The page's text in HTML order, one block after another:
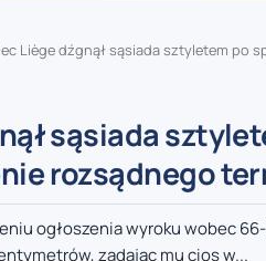
Liège dźgnął sąsiada sztyletem po
sąsiada
rozsądnego
ogłoszenia wyroku wobec
zadając mu cios w...